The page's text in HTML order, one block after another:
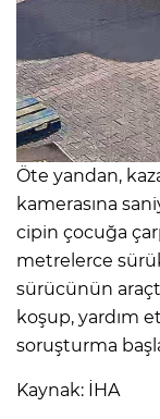
Öte yandan,
kamerasına
cipin çocuğa
metrelerce
sürücünün
koşup, yardım
soruşturma
Kaynak: İHA